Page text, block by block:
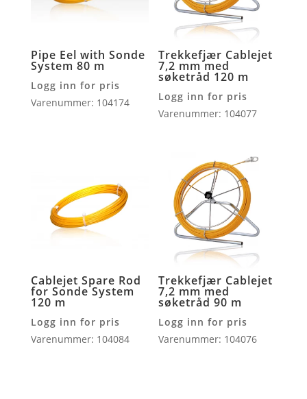
Pipe Eel with Sonde
System 80 m
Logg inn for pris
Varenummer: 104174
Trekkefjær Cablejet
7,2 mm med
søketråd 120 m
Logg inn for pris
Varenummer: 104077
Cablejet Spare Rod
for Sonde System
120 m
Logg inn for pris
Varenummer: 104084
Trekkefjær Cablejet
7,2 mm med
søketråd 90 m
Logg inn for pris
Varenummer: 104076